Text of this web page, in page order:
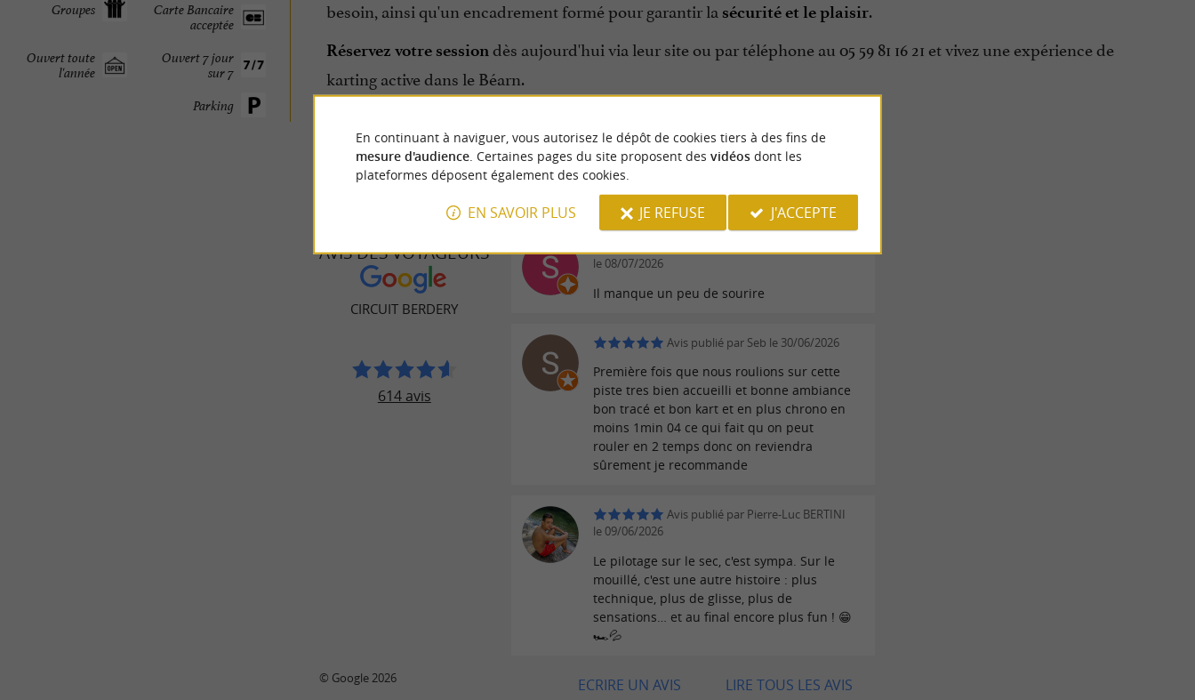
Carte Bancaire
acceptée
Groupes
Ouvert 7 jour
sur 7
Ouvert toute
l'année
Parking
besoin, ainsi qu'un encadrement formé pour garantir la sécurité et le plaisir.
Réservez votre sessiondès aujourd'hui via leur site ou par téléphone au 05 59 81 16 21 et vivez une expérience de
karting active dans le Béarn.
AVIS DES VOYAGEURS
CIRCUIT BERDERY
614 avis
le 08/07/2026
Il manque un peu de sourire
Avis publié par Seb le 30/06/2026
Première fois que nous roulions sur cette
piste tres bien accueilli et bonne ambiance
bon tracé et bon kart et en plus chrono en
moins 1min 04 ce qui fait qu on peut
rouler en 2 temps donc on reviendra
sûrement je recommande
Avis publié par Pierre-Luc BERTINI
le 09/06/2026
Le pilotage sur le sec, c'est sympa. Sur le
mouillé, c'est une autre histoire : plus
technique, plus de glisse, plus de
sensations… et au final encore plus fun ! 😁
🏎️💦
LIRE TOUS LES AVIS
ECRIRE UN AVIS
© Google 2026
En continuant à naviguer, vous autorisez le dépôt de cookies tiers à des fins de
mesure d'audience. Certaines pages du site proposent des vidéosdont les
plateformes déposent également des cookies.
EN SAVOIR PLUS JE REFUSE J'ACCEPTE